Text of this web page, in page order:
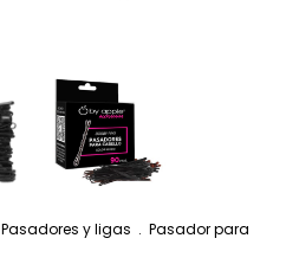
Pasadores y ligas . Pasador para